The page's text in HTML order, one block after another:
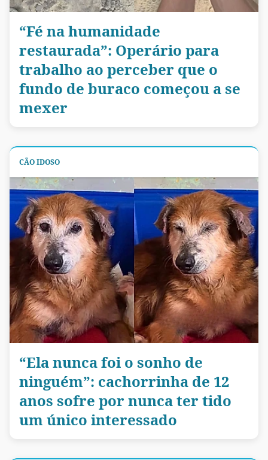
“Fé na humanidade
restaurada”: Operário para
trabalho ao perceber que o
fundo de buraco começou a se
mexer
CÃO IDOSO
“Ela nunca foi o sonho de
ninguém”: cachorrinha de 12
anos sofre por nunca ter tido
um único interessado